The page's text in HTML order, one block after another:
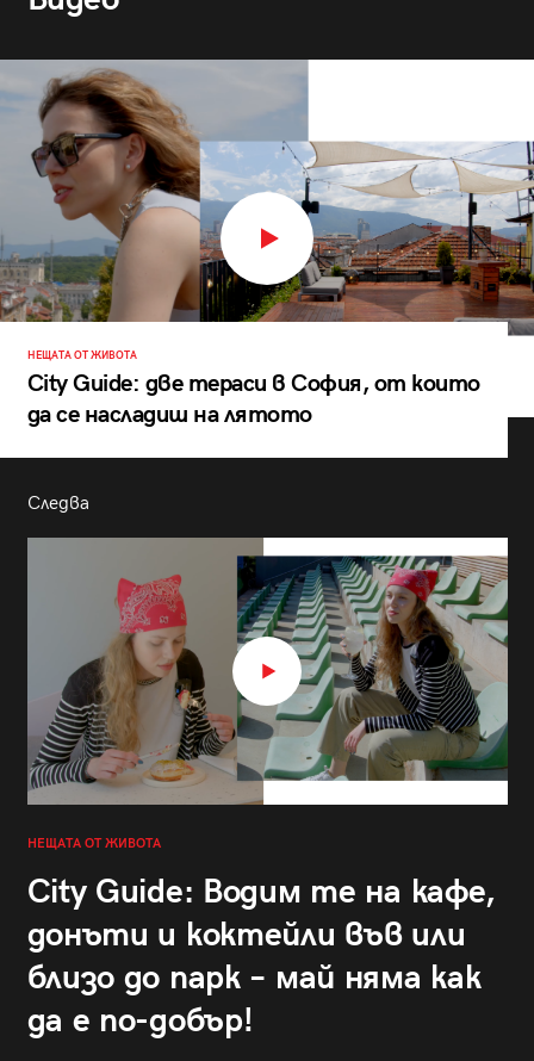
НЕЩАТА ОТ ЖИВОТА
City Guide: две тераси в София, от които
да се насладиш на лятото
Следва
НЕЩАТА ОТ ЖИВОТА
City Guide: Водим те на кафе,
донъти и коктейли във или
близо до парк – май няма как
да е по-добър!